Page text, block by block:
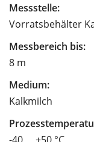
Messstelle:
Vorratsbehälter
Messbereich bis:
8 m
Medium:
Kalkmilch